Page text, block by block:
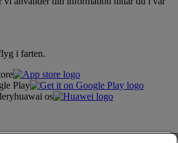
i farten.
Play
huawai os